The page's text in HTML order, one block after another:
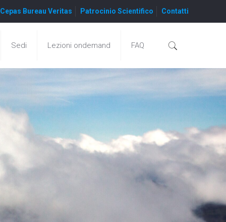
Cepas Bureau Veritas Patrocinio Scientifico Contatti
Sedi Lezioni ondemand FAQ